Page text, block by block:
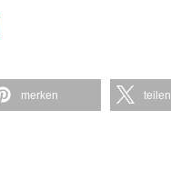
merken teilen